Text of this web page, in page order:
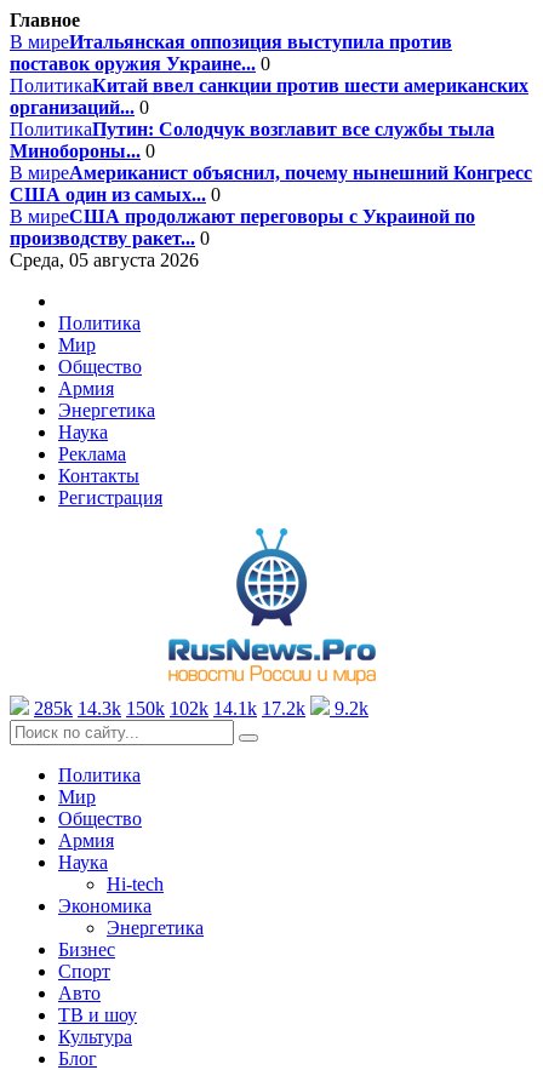
Главное
В миреИтальянская оппозиция выступила против
поставок оружия Украине... 0
ПолитикаКитай ввел санкции против шести американских
организаций... 0
ПолитикаПутин: Солодчук возглавит все службы тыла
Минобороны... 0
В миреАмериканист объяснил, почему нынешний Конгресс
США один из самых... 0
В миреСША продолжают переговоры с Украиной по
производству ракет... 0
Среда, 05 августа 2026
Политика
Мир
Общество
Армия
Энергетика
Наука
Реклама
Контакты
Регистрация
285k 14.3k 150k 102k 14.1k 17.2k 9.2k
Политика
Мир
Общество
Армия
Наука
Hi-tech
Экономика
Энергетика
Бизнес
Спорт
Авто
ТВ и шоу
Культура
Блог